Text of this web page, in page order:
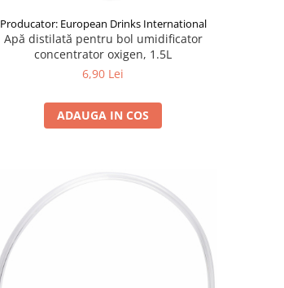
Producator: European Drinks International
Apă distilată pentru bol umidificator
concentrator oxigen, 1.5L
6,90 Lei
ADAUGA IN COS